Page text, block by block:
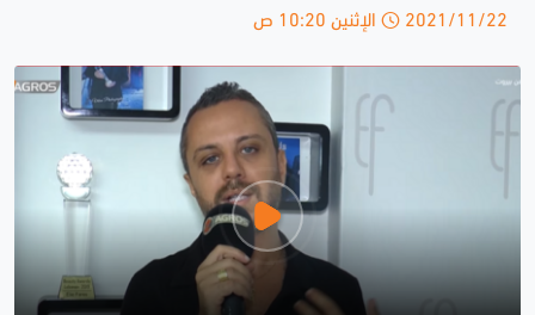
2021/11/22 الإثنين 10:20 ص